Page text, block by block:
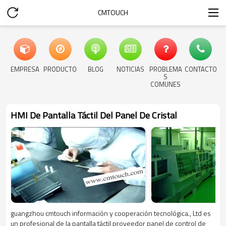
CMTOUCH
EMPRESA PRODUCTO BLOG NOTICIAS PROBLEMA
S
COMUNES
CONTACTO
HMI De Pantalla Táctil Del Panel De Cristal
guangzhou cmtouch información y cooperación tecnológica., Ltd es
un profesional de la pantalla táctil proveedor panel de control de